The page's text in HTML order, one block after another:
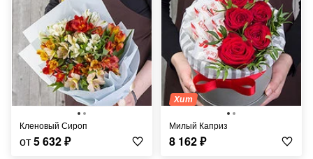
Кленовый Сироп
от5 632₽
Хит
Милый Каприз
8 162₽